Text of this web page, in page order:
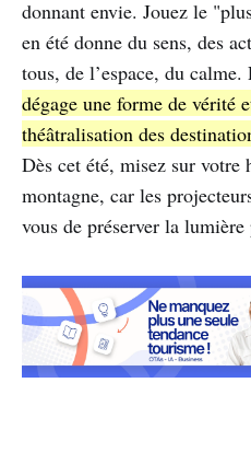
donnant envie. Jouez le
en été donne du sens, des
tous, de l’espace, du
dégage une forme de vérité
théâtralisation des
Dès cet été, misez sur votre
montagne, car les
vous de préserver la